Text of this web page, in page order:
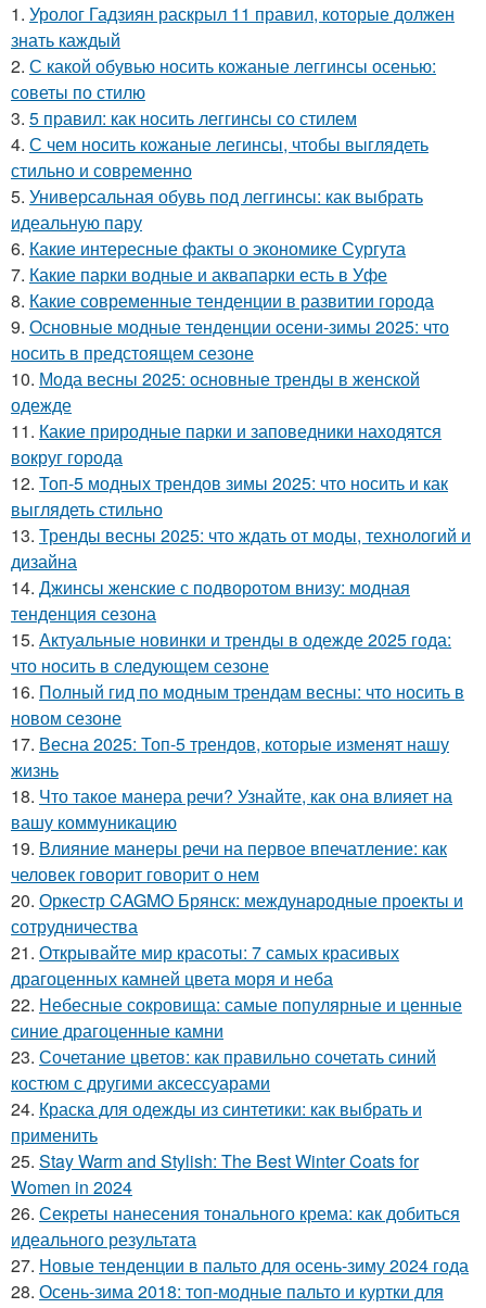
1. Уролог Гадзиян раскрыл 11 правил, которые должен
знать каждый
2. С какой обувью носить кожаные леггинсы осенью:
советы по стилю
3. 5 правил: как носить леггинсы со стилем
4. С чем носить кожаные легинсы, чтобы выглядеть
стильно и современно
5. Универсальная обувь под леггинсы: как выбрать
идеальную пару
6. Какие интересные факты о экономике Сургута
7. Какие парки водные и аквапарки есть в Уфе
8. Какие современные тенденции в развитии города
9. Основные модные тенденции осени-зимы 2025: что
носить в предстоящем сезоне
10. Мода весны 2025: основные тренды в женской
одежде
11. Какие природные парки и заповедники находятся
вокруг города
12. Топ-5 модных трендов зимы 2025: что носить и как
выглядеть стильно
13. Тренды весны 2025: что ждать от моды, технологий и
дизайна
14. Джинсы женские с подворотом внизу: модная
тенденция сезона
15. Актуальные новинки и тренды в одежде 2025 года:
что носить в следующем сезоне
16. Полный гид по модным трендам весны: что носить в
новом сезоне
17. Весна 2025: Топ-5 трендов, которые изменят нашу
жизнь
18. Что такое манера речи? Узнайте, как она влияет на
вашу коммуникацию
19. Влияние манеры речи на первое впечатление: как
человек говорит говорит о нем
20. Оркестр CAGMO Брянск: международные проекты и
сотрудничества
21. Открывайте мир красоты: 7 самых красивых
драгоценных камней цвета моря и неба
22. Небесные сокровища: самые популярные и ценные
синие драгоценные камни
23. Сочетание цветов: как правильно сочетать синий
костюм с другими аксессуарами
24. Краска для одежды из синтетики: как выбрать и
применить
25. Stay Warm and Stylish: The Best Winter Coats for
Women in 2024
26. Секреты нанесения тонального крема: как добиться
идеального результата
27. Новые тенденции в пальто для осень-зиму 2024 года
28. Осень-зима 2018: топ-модные пальто и куртки для